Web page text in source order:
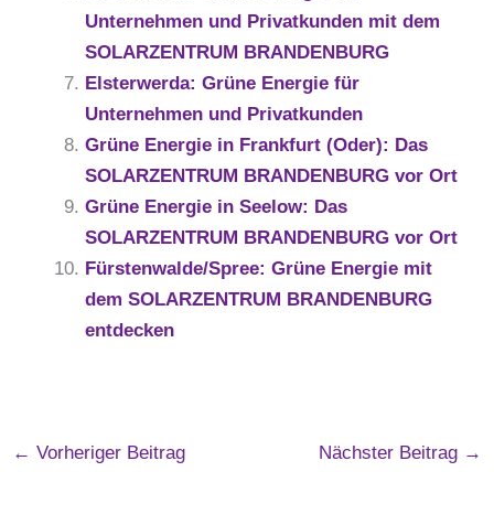
Unternehmen und Privatkunden mit dem
SOLARZENTRUM BRANDENBURG
Elsterwerda: Grüne Energie für
Unternehmen und Privatkunden
Grüne Energie in Frankfurt (Oder): Das
SOLARZENTRUM BRANDENBURG vor Ort
Grüne Energie in Seelow: Das
SOLARZENTRUM BRANDENBURG vor Ort
Fürstenwalde/Spree: Grüne Energie mit
dem SOLARZENTRUM BRANDENBURG
entdecken
← Vorheriger Beitrag Nächster Beitrag →